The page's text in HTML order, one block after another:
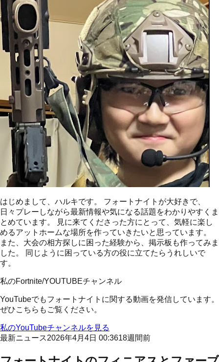
はじめまして、 ハルキです。
フォートナイトが大好きで、
日々プレーしながら最新情報や気になる話題をわかりやすくま
とめています。
見に来てくださった方にとって、気軽に楽し
めるアットホームな場所を作っていきたいと思っています。
また、 大会の相方探しに困った経験から、掲示板も作ってみま
した。
同じように困っている方の役に立てたらうれしいで
す。
私のFortnite/YOUTUBEチャンネル
YouTubeでもフォートナイトに関する動画を発信しています。
ぜひこちらもご覧ください。
私のYouTubeチャンネルを見る
最新ニュース2026年4月4日 00:3618週間前